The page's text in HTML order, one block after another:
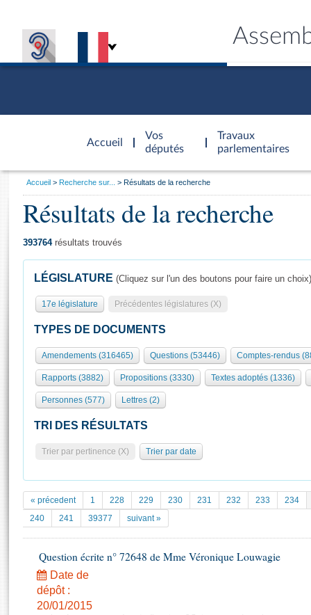
Accueil
d'accueil
Vos
députés
Travaux
parlementaires
Présidence
577 députés
Groupes politiques
Élections législatives
Séance publique
Commissions et autres organes
Europe et International
Contrôle et évaluation
Congrès
Pétitions
Documents parlementaires
Projets de loi
Textes adoptés
Rapports d'information
Général
Rôle et pouvoirs de l'Assemblée
Organisation de l'Assemblée
Présidence Conférence des Présidents Bureau Collège des
Statistiques et chiffres clés
Transparence et déontologie
Histoire
Juniors
Anciennes législatures
Liens vers les sites publics
Visiter l'Assemblée
Visite virtuelle du palais Bourbon
Assister à une séance
Accès des chercheurs à l’Assemblée
Les évènements
Les archives
Contacts et plan d'accès
Vous
Accueil Recherche sur... Résultats de la recherche
Résultats de la recherche
393764résultats trouvés
LÉGISLATURE (Cliquez sur l'un des boutons pour faire un choix)
17e législature Précédentes législatures (X)
TYPES DE DOCUMENTS
Amendements (316465) Questions (53446) Comptes-rendus
Rapports (3882) Propositions (3330) Textes adoptés (1336)
Personnes (577) Lettres (2)
TRI DES RÉSULTATS
Trier par pertinence (X) Trier par date
« précedent 1 228 229 230 231 232 233
234
240
241 39377 suivant »
Question écrite n° 72648 de Mme Véronique Louwagie
Date de
dépôt :
20/01/2015